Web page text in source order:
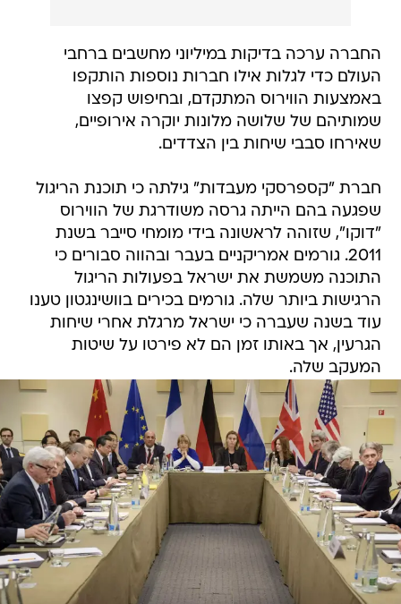
החברה ערכה בדיקות במיליוני מחשבים ברחבי
העולם כדי לגלות אילו חברות נוספות הותקפו
באמצעות הווירוס המתקדם, ובחיפוש קפצו
שמותיהם של שלושה מלונות יוקרה אירופיים,
שאירחו סבבי שיחות בין הצדדים.
חברת "קספרסקי מעבדות" גילתה כי תוכנת הריגול
שפגעה בהם הייתה גרסה משודרגת של הווירוס
"דוקו", שזוהה לראשונה בידי מומחי סייבר בשנת
2011. גורמים אמריקניים בעבר ובהווה סבורים כי
התוכנה משמשת את ישראל בפעולות הריגול
הרגישות ביותר שלה. גורמים בכירים בוושינגטון טענו
עוד בשנה שעברה כי ישראל מרגלת אחרי שיחות
הגרעין, אך באותו זמן הם לא פירטו על שיטות
המעקב שלה.